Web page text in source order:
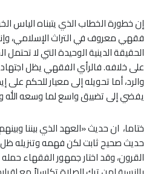
إن خطورة الخطاب الذي يتبناه الياس
فقهي معروف في التراث الإسلامي،
الحقيقة الدينية الوحيدة التي لا
على خلافه. فالرأي الفقهي يظل
والرد، أما تحويله إلى معيار للحكم
يفضي إلى تضييق واسع لما وسعه الله
ختاما، ان حديث «العهد الذي بيننا
حديث صحيح ثابت لكن فهمه وتنزيله ظل
القرون، وقد اختار جمهور الفقهاء